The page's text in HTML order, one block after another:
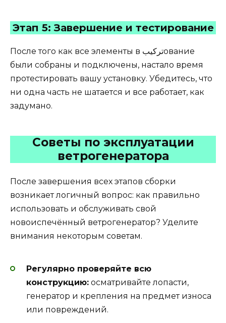
Этап 5: Завершение и тестирование
После того как все элементы в تركيبование
были собраны и подключены, настало время
протестировать вашу установку. Убедитесь, что
ни одна часть не шатается и все работает, как
задумано.
Советы по эксплуатации
ветрогенератора
После завершения всех этапов сборки
возникает логичный вопрос: как правильно
использовать и обслуживать свой
новоиспечённый ветрогенератор? Уделите
внимания некоторым советам.
Регулярно проверяйте всю
конструкцию: осматривайте лопасти,
генератор и крепления на предмет износа
или повреждений.